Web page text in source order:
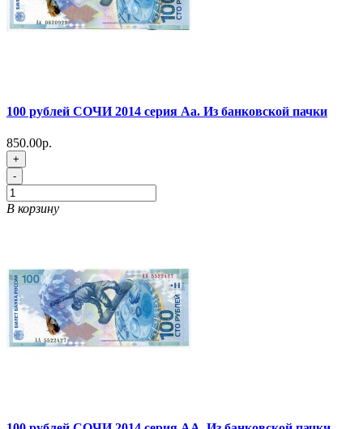
100 рублей СОЧИ 2014 серия Аа. Из банковской пачки
850.00р.
+
-
В корзину